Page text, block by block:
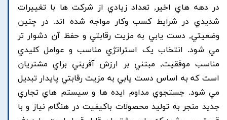
در دهه هاي اخير, تعداد زيادي از شرکت ها با تغييرات
شديدي در شرايط کسب وکار مواجه شده اند. در چنين
وضعيتي, دست يابي به مزيت رقابتي و حفظ آن دشوار تر
مي شود. انتخاب يک استراتژي مناسب و عوامل کليدي
مناسب موفقيت, مبتني بر ارزش آفريني براي مشتريان
است که به اساس دست يابي به مزيت رقابتي پايدار تبديل
مي شود. جستجوي مداوم ايده ها و سيستم هاي تجاري
جديد منجر به توليد محصولات باکيفيت در هنگام نياز و با